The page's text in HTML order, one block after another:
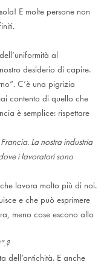
E molte persone non
al
desiderio di capire.
C’è una pigrizia
contento di quello che
è semplice: rispettare
La nostra industria
i lavoratori sono
lavora molto più di noi.
e che può esprimere
meno cose escono allo
dell’antichità. E anche